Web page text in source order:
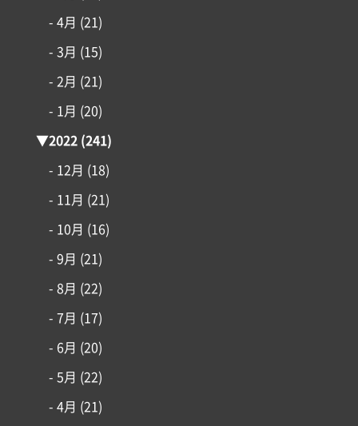
- 4月 (21)
- 3月 (15)
- 2月 (21)
- 1月 (20)
▼2022 (241)
- 12月 (18)
- 11月 (21)
- 10月 (16)
- 9月 (21)
- 8月 (22)
- 7月 (17)
- 6月 (20)
- 5月 (22)
- 4月 (21)